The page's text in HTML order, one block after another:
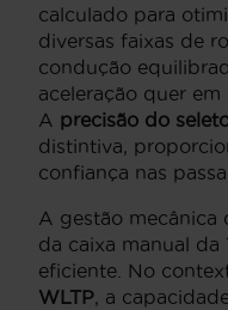
calculado para
diversas faixas de
condução
aceleração quer
A precisão do
distintiva,
confiança nas
A gestão mecânica
da caixa manual da
eficiente. No
WLTP, a